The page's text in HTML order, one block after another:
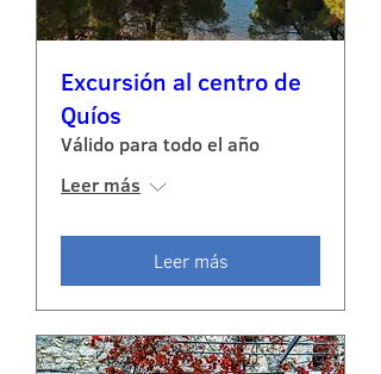
Excursión al centro de
Quíos
Válido para todo el año
Leer más
Leer más